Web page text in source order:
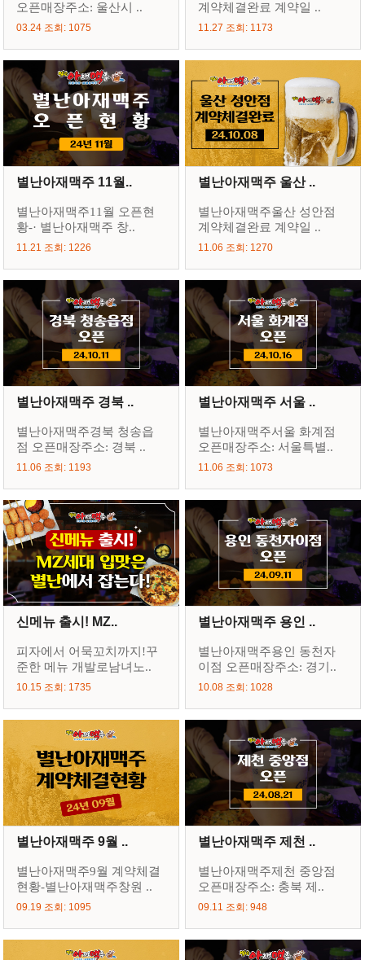
오픈매장주소: 울산시 ..
03.24 조회: 1075
계약체결완료 계약일 ..
11.27 조회: 1173
별난아재맥주 11월..
별난아재맥주11월 오픈현
황-· 별난아재맥주 창..
11.21 조회: 1226
별난아재맥주 울산 ..
별난아재맥주울산 성안점
계약체결완료 계약일 ..
11.06 조회: 1270
별난아재맥주 경북 ..
별난아재맥주경북 청송읍
점 오픈매장주소: 경북 ..
11.06 조회: 1193
별난아재맥주 서울 ..
별난아재맥주서울 화계점
오픈매장주소: 서울특별..
11.06 조회: 1073
신메뉴 출시! MZ..
피자에서 어묵꼬치까지!꾸
준한 메뉴 개발로남녀노..
10.15 조회: 1735
별난아재맥주 용인 ..
별난아재맥주용인 동천자
이점 오픈매장주소: 경기..
10.08 조회: 1028
별난아재맥주 9월 ..
별난아재맥주9월 계약체결
현황-별난아재맥주창원 ..
09.19 조회: 1095
별난아재맥주 제천 ..
별난아재맥주제천 중앙점
오픈매장주소: 충북 제..
09.11 조회: 948